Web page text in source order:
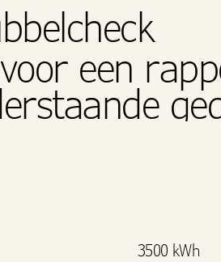
een
3500 kWh